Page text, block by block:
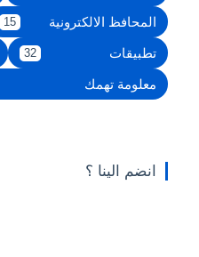
المحافظ الالكترونية 15
تطبيقات 32
معلومة تهمك
انضم الينا ؟